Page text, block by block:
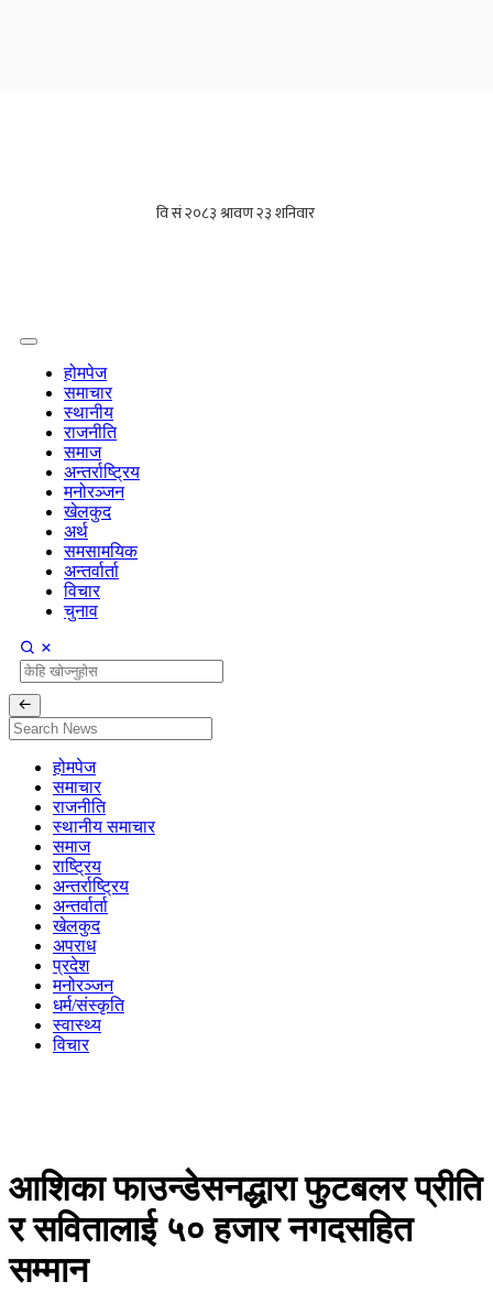
होमपेज
समाचार
स्थानीय
राजनीति
समाज
अन्तर्राष्ट्रिय
मनोरञ्जन
खेलकुद
अर्थ
समसामयिक
अन्तर्वार्ता
विचार
चुनाव
होमपेज
समाचार
राजनीति
स्थानीय समाचार
समाज
राष्ट्रिय
अन्तर्राष्ट्रिय
अन्तर्वार्ता
खेलकुद
अपराध
प्रदेश
मनोरञ्जन
धर्म/संस्कृति
स्वास्थ्य
विचार
आशिका फाउन्डेसनद्धारा फुटबलर प्रीति
र सवितालाई ५० हजार नगदसहित
सम्मान